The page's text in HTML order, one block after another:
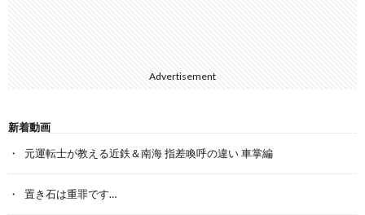
Advertisement
新着動画
元運転士が教える近鉄＆南海 指差喚呼の違い 車掌編
置き石は重罪です…